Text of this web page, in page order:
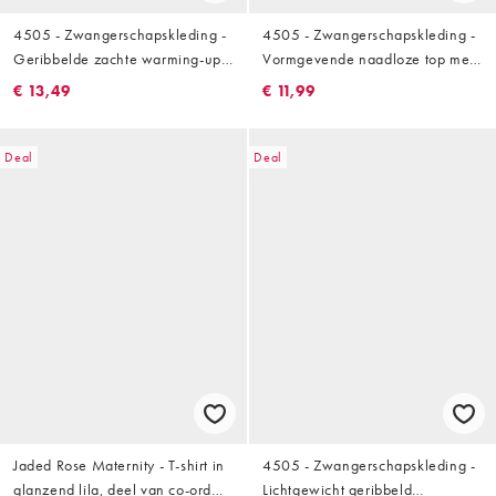
4505 - Zwangerschapskleding -
Geribbelde zachte warming-up
top met lange mouwen in zwart
€ 13,49
4505 - Zwangerschapskleding -
Vormgevende naadloze top met
lange mouwen in indigo
€ 11,99
Deal
Jaded Rose Maternity - T-shirt in
glanzend lila, deel van co-ord
Deal
4505 - Zwangerschapskleding -
Lichtgewicht geribbeld